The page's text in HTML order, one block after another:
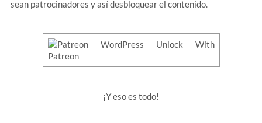
sean patrocinadores y así desbloquear el contenido.
¡Y eso es todo!